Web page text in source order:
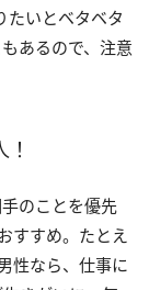
たいとベタベタ
あるので、注意
のことを優先
すすめ。たとえ
性なら、仕事に